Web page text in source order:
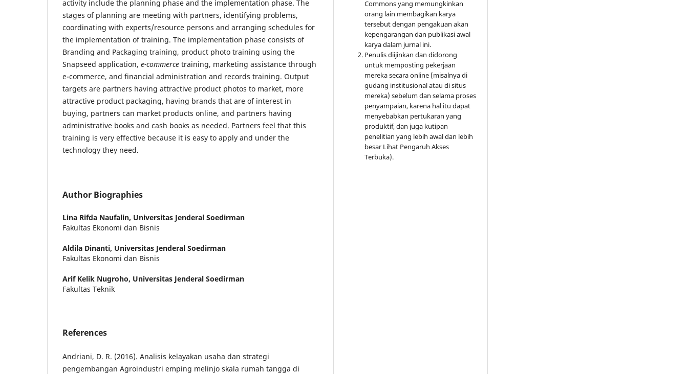
activity include the planning phase and the implementation phase. The
stages of planning are meeting with partners, identifying problems,
coordinating with experts/resource persons and arranging schedules for
the implementation of training. The implementation phase consists of
Branding and Packaging training, product photo training using the
Snapseed application, e-commerce training, marketing assistance through
e-commerce, and financial administration and records training. Output
targets are partners having attractive product photos to market, more
attractive product packaging, having brands that are of interest in
buying, partners can market products online, and partners having
administrative books and cash books as needed. Partners feel that this
training is very effective because it is easy to apply and under the
technology they need.
Author Biographies
Lina Rifda Naufalin, Universitas Jenderal Soedirman
Fakultas Ekonomi dan Bisnis
Aldila Dinanti, Universitas Jenderal Soedirman
Fakultas Ekonomi dan Bisnis
Arif Kelik Nugroho, Universitas Jenderal Soedirman
Fakultas Teknik
References
Andriani, D. R. (2016). Analisis kelayakan usaha dan strategi
pengembangan Agroindustri emping melinjo skala rumah tangga di
Commons yang memungkinkan
orang lain membagikan karya
tersebut dengan pengakuan akan
kepengarangan dan publikasi awal
karya dalam jurnal ini.
Penulis diijinkan dan didorong
untuk memposting pekerjaan
mereka secara online (misalnya di
gudang institusional atau di situs
mereka) sebelum dan selama proses
penyampaian, karena hal itu dapat
menyebabkan pertukaran yang
produktif, dan juga kutipan
penelitian yang lebih awal dan lebih
besar Lihat Pengaruh Akses
Terbuka).